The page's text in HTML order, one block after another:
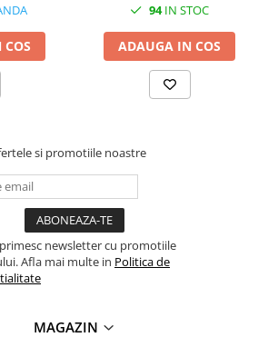
94IN STOC
ADAUGA IN COS
si promotiile noastre
newsletter cu promotiile
Afla mai multe in Politica de
MAGAZIN